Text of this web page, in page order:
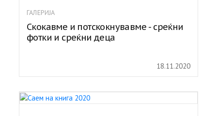
ГАЛЕРИЈА
Скокавме и потскокнувавме - среќни
фотки и среќни деца
18.11.2020